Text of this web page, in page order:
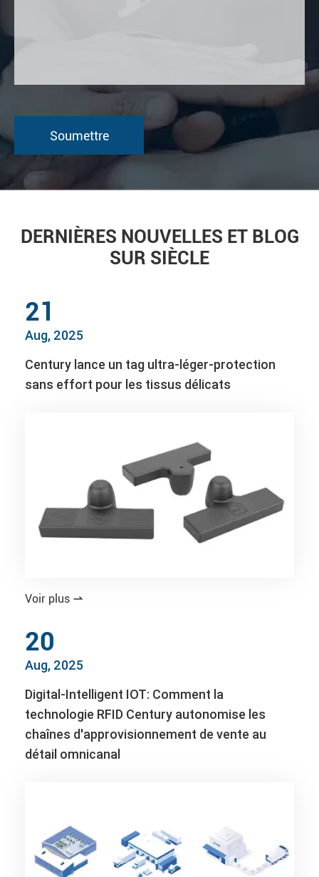
DERNIÈRES NOUVELLES ET BLOG
SUR SIÈCLE
21
Aug, 2025
Century lance un tag ultra-léger-protection
sans effort pour les tissus délicats
Voir plus 
20
Aug, 2025
Digital-Intelligent IOT: Comment la
technologie RFID Century autonomise les
chaînes d'approvisionnement de vente au
détail omnicanal